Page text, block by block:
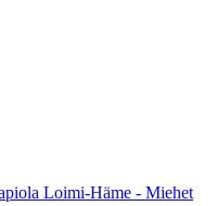
Loimi-Häme - Miehet